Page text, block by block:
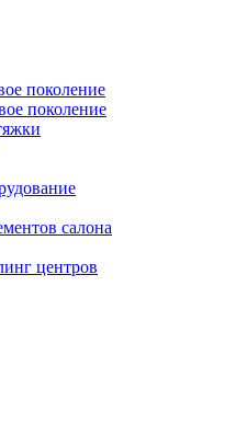
поколение
поколение
салона
центров